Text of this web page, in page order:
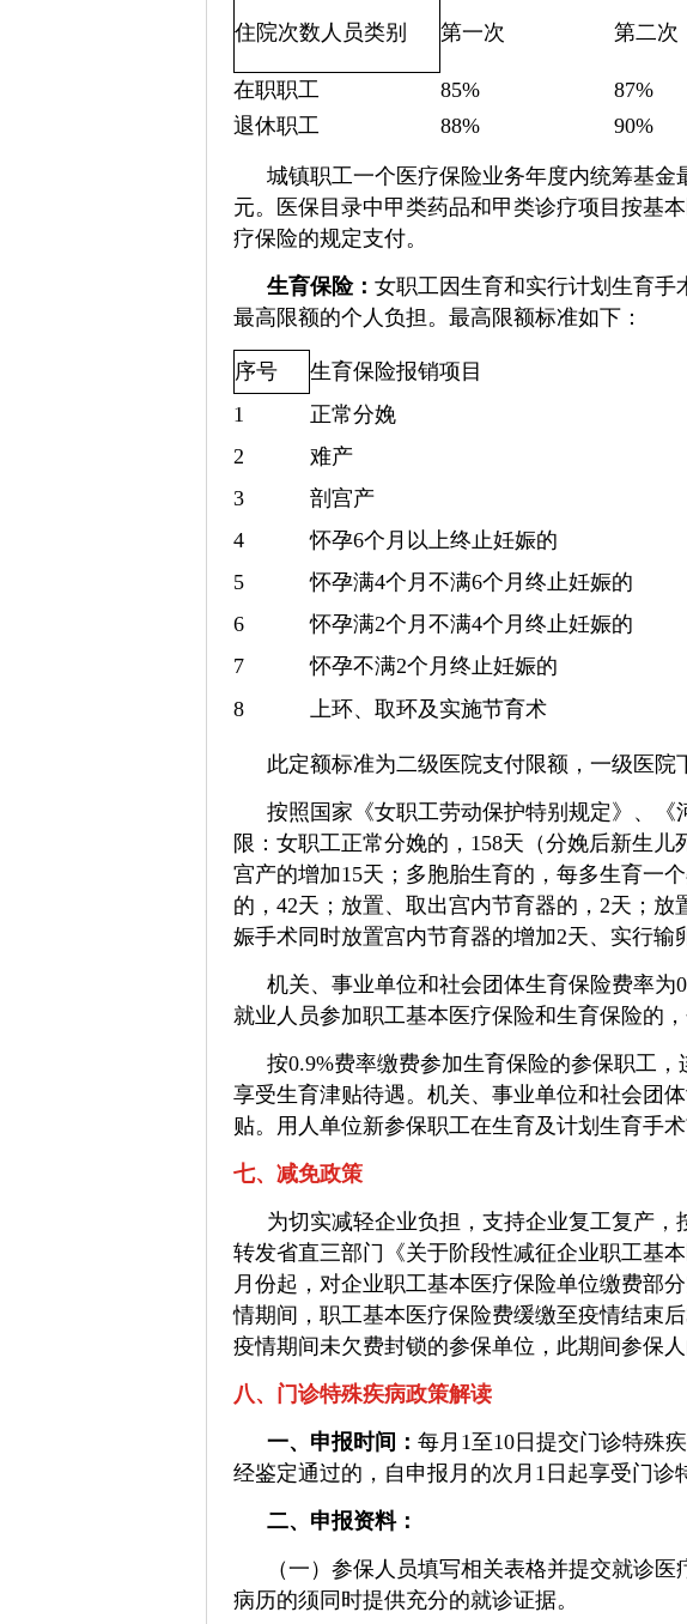
住院次数 人员类别 第一次 第二次
在职职工 85% 87%
退休职工
88% 90%
城镇职工一个医疗保险业务年度内统筹基
元。医保目录中甲类药品和甲类诊疗项目按基
疗保险的规定支付。
生育保险： 女职工因生育和实行计划生育手
最高限额的个人负担。最高限额标准如下：
序号 生育保险报销项目
1
正常分娩
2
难产
3
剖宫产
4
怀孕6个月以上终止妊娠的
5
怀孕满4个月不满6个月终止妊娠的
6
怀孕满2个月不满4个月终止妊娠的
7
怀孕不满2个月终止妊娠的
8
上环、取环及实施节育术
此定额标准为二级医院支付限额，一级医院
按照国家《女职工劳动保护特别规定》、
限：女职工正常分娩的，158天（分娩后新生
宫产的增加15天；多胞胎生育的，每多生育一
的，42天；放置、取出宫内节育器的，2天；
娠手术同时放置宫内节育器的增加2天、实行输
机关、事业单位和社会团体生育保险费率
就业人员参加职工基本医疗保险和生育保险的
按0.9%费率缴费参加生育保险的参保职工
享受生育津贴待遇。机关、事业单位和社会团
贴。用人单位新参保职工在生育及计划生育手
七、减免政策
为切实减轻企业负担，支持企业复工复产
转发省直三部门《关于阶段性减征企业职工基
月份起，对企业职工基本医疗保险单位缴费部
情期间，职工基本医疗保险费缓缴至疫情结束
疫情期间未欠费封锁的参保单位，此期间参保
八、门诊特殊疾病政策解读
一、申报时间： 每月1至10日提交门诊特殊
经鉴定通过的，自申报月的次月1日起享受门诊
二、申报资料：
（一）参保人员填写相关表格并提交就诊
病历的须同时提供充分的就诊证据。